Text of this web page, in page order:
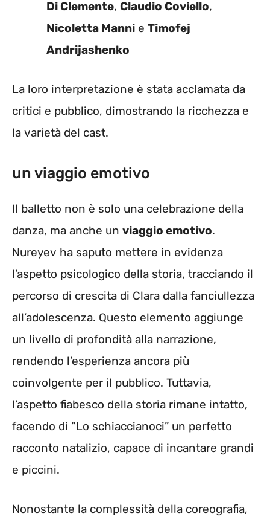
Di Clemente, Claudio Coviello,
Nicoletta Manni e Timofej
Andrijashenko
La loro interpretazione è stata acclamata da
critici e pubblico, dimostrando la ricchezza e
la varietà del cast.
un viaggio emotivo
Il balletto non è solo una celebrazione della
danza, ma anche un viaggio emotivo.
Nureyev ha saputo mettere in evidenza
l’aspetto psicologico della storia, tracciando il
percorso di crescita di Clara dalla fanciullezza
all’adolescenza. Questo elemento aggiunge
un livello di profondità alla narrazione,
rendendo l’esperienza ancora più
coinvolgente per il pubblico. Tuttavia,
l’aspetto fiabesco della storia rimane intatto,
facendo di “Lo schiaccianoci” un perfetto
racconto natalizio, capace di incantare grandi
e piccini.
Nonostante la complessità della coreografia,